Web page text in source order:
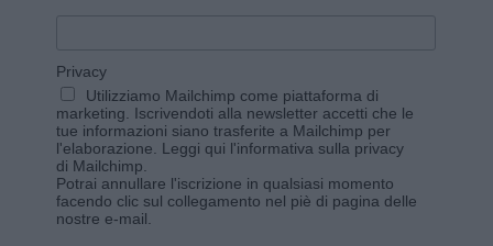
Privacy
Utilizziamo Mailchimp come piattaforma di
marketing. Iscrivendoti alla newsletter accetti che le
tue informazioni siano trasferite a Mailchimp per
l'elaborazione. Leggi qui l'informativa sulla privacy
di Mailchimp
Potrai annullare l'iscrizione in qualsiasi momento
facendo clic sul collegamento nel piè di pagina delle
nostre e-mail.